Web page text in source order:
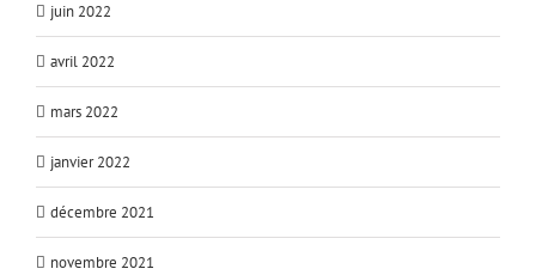
juin 2022
avril 2022
mars 2022
janvier 2022
décembre 2021
novembre 2021